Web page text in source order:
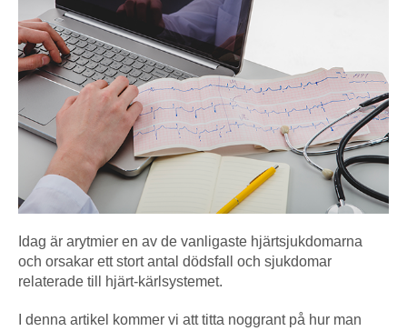
Idag är arytmier en av de vanligaste hjärtsjukdomarna
och orsakar ett stort antal dödsfall och sjukdomar
relaterade till hjärt-kärlsystemet.
I denna artikel kommer vi att titta noggrant på hur man